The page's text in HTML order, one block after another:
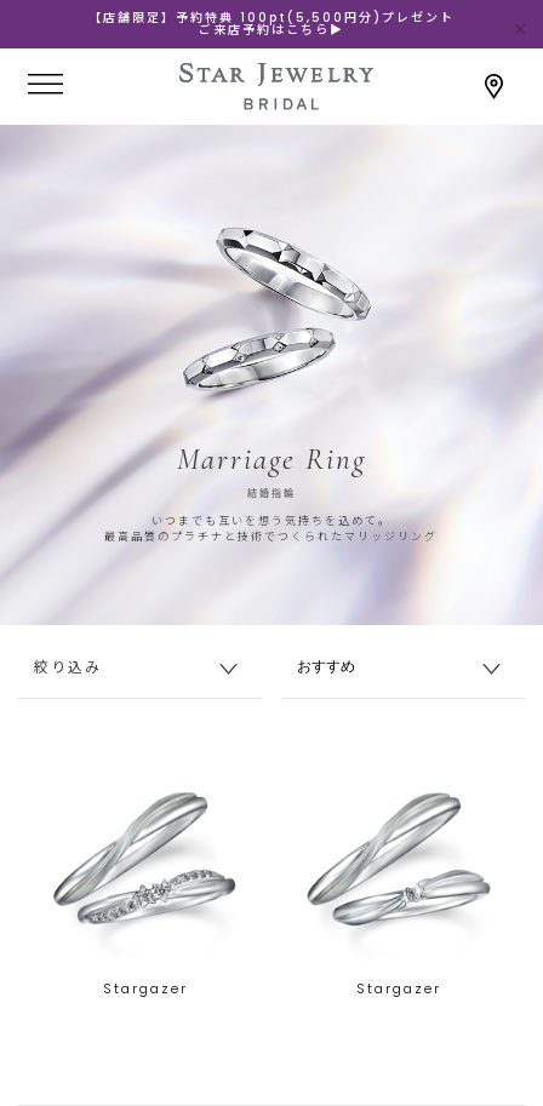
【店舗限定】予約特典 100pt(5,500円分)プレゼント
ご来店予約はこちら▶
Marriage Ring
結婚指輪
いつまでも互いを想う気持ちを込めて。
最高品質のプラチナと技術でつくられたマリッジリング
絞り込み
Stargazer Stargazer